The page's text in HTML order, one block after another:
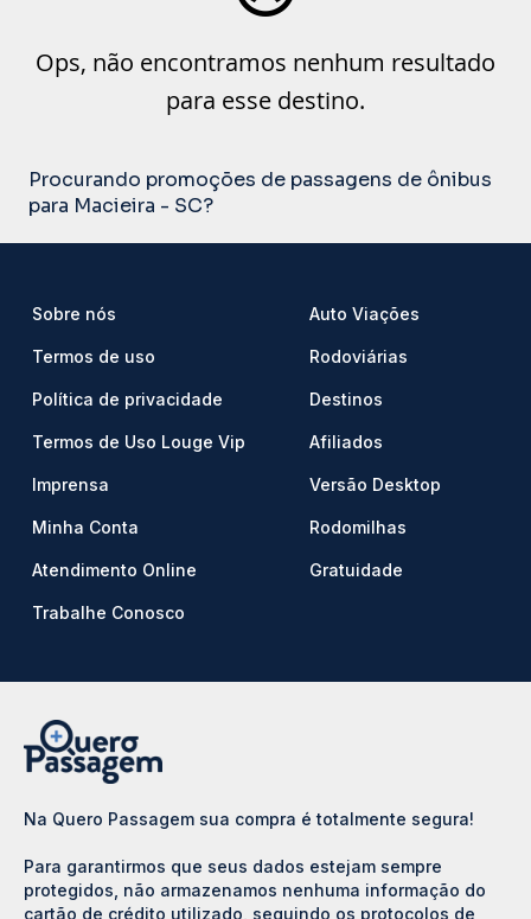
Ops, não encontramos nenhum resultado
para esse destino.
Procurando promoções de passagens de ônibus
para Macieira - SC?
Sobre nós
Termos de uso
Política de privacidade
Termos de Uso Louge Vip
Imprensa
Minha Conta
Atendimento Online
Trabalhe Conosco
Auto Viações
Rodoviárias
Destinos
Afiliados
Versão Desktop
Rodomilhas
Gratuidade
Na Quero Passagem sua compra é totalmente segura!
Para garantirmos que seus dados estejam sempre
protegidos, não armazenamos nenhuma informação do
cartão de crédito utilizado, seguindo os protocolos de